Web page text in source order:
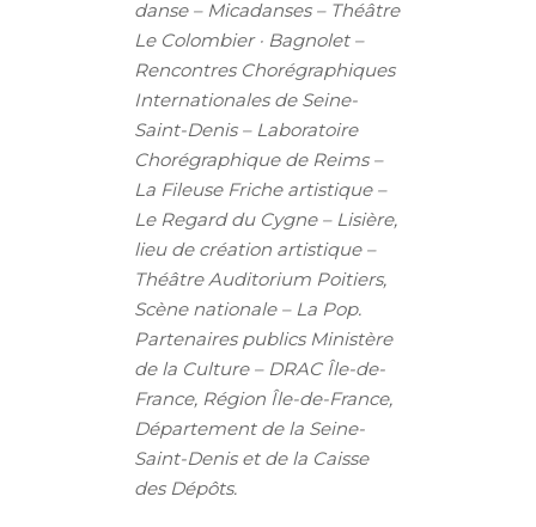
danse – Micadanses – Théâtre
Le Colombier · Bagnolet –
Rencontres Chorégraphiques
Internationales de Seine-
Saint-Denis – Laboratoire
Chorégraphique de Reims –
La Fileuse Friche artistique –
Le Regard du Cygne – Lisière,
lieu de création artistique –
Théâtre Auditorium Poitiers,
Scène nationale – La Pop.
Partenaires publics Ministère
de la Culture – DRAC Île-de-
France, Région Île-de-France,
Département de la Seine-
Saint-Denis et de la Caisse
des Dépôts.